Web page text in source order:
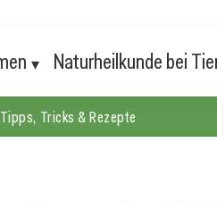
Naturheilkunde bei
Tipps, Tricks & Rezepte